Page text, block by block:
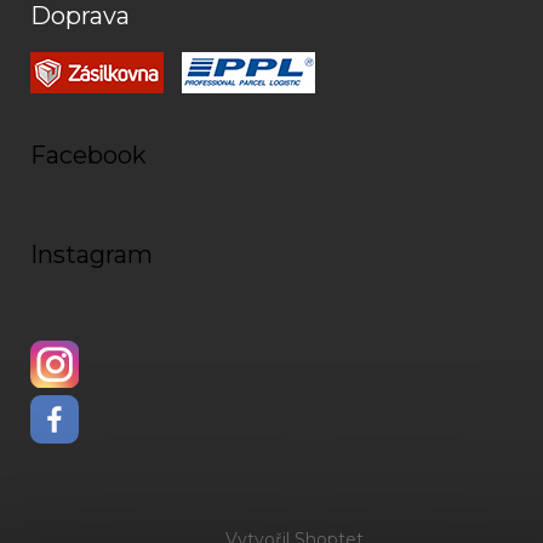
Doprava
Facebook
Instagram